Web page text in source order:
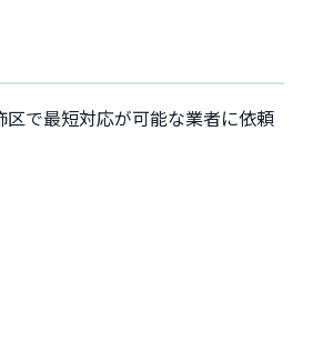
区で最短対応が可能な業者に依頼